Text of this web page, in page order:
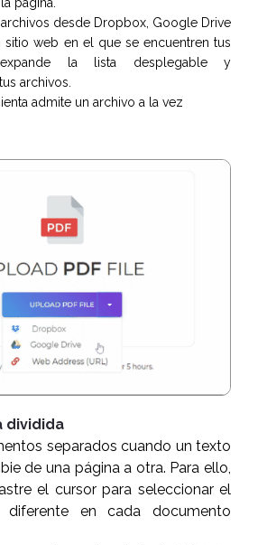
archivos desde Dropbox, Google Drive
sitio web en el que se encuentren tus
expande la lista desplegable y
archivos.
admite un archivo a la vez
dividida
separados cuando un texto
de una página a otra. Para ello,
el cursor para seleccionar el
en cada documento